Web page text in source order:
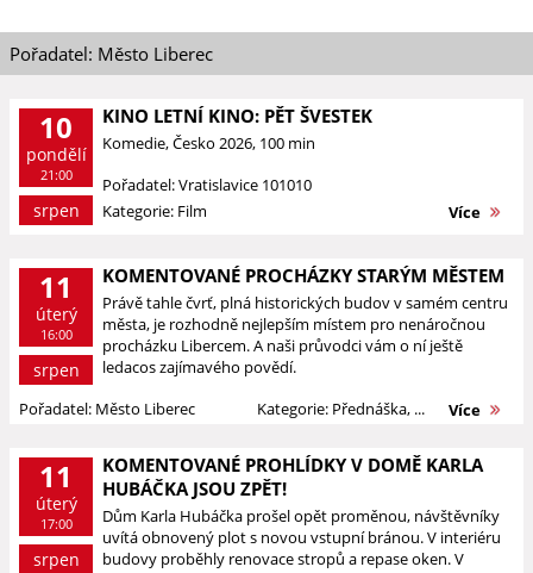
Pořadatel: Město Liberec
10
pondělí
21:00
srpen
KINO LETNÍ KINO: PĚT ŠVESTEK
Komedie, Česko 2026, 100 min
Pořadatel: Vratislavice 101010
Kategorie: Film
Více
11
úterý
16:00
srpen
KOMENTOVANÉ PROCHÁZKY STARÝM MĚSTEM
Právě tahle čvrť, plná historických budov v samém centru
města, je rozhodně nejlepším místem pro nenáročnou
procházku Libercem. A naši průvodci vám o ní ještě
ledacos zajímavého povědí.
Pořadatel: Město Liberec
Kategorie: Přednáška, ... Více
11
úterý
17:00
srpen
KOMENTOVANÉ PROHLÍDKY V DOMĚ KARLA
HUBÁČKA JSOU ZPĚT!
Dům Karla Hubáčka prošel opět proměnou, návštěvníky
uvítá obnovený plot s novou vstupní bránou. V interiéru
budovy proběhly renovace stropů a repase oken. V